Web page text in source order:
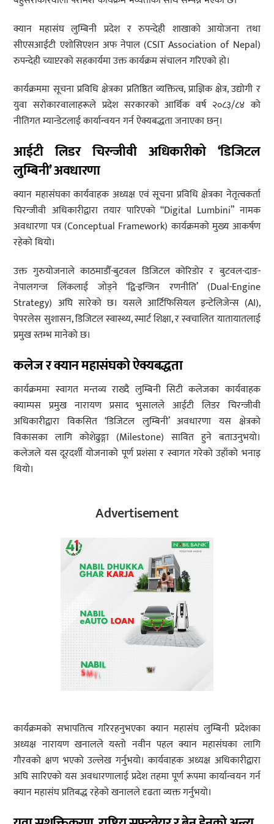
क्यान महासंघ लुम्बिनी प्रदेश र रुपन्देही शाखाको आयोजना तथा
सीएसआईटी एशोसिएशन अफ नेपाल (CSIT Association of Nepal)
रुपन्देही च्याप्टरको सहकार्यमा उक्त कार्यक्रम संचालन गरिएको हो।
कार्यक्रममा सूचना प्रविधि क्षेत्रका प्रतिष्ठित व्यक्तित्व, प्राज्ञिक क्षेत्र, उद्योगी र
युवा सरोकारवालाहरूले प्रदेश सरकारको आर्थिक वर्ष २०८३/८४ को
नीतिगत म्यान्डेटलाई कार्यान्वयन गर्न ऐक्यबद्धता जनाएका छन्।
आईटी लिडर चिरन्जीवी अधिकारीको ‘डिजिटल
लुम्बिनी’ अवधारणा
क्यान महासंघका कार्यवाहक अध्यक्ष एवं सूचना प्रविधि क्षेत्रका नेतृत्वकर्ता
चिरन्जीवी अधिकारीद्वारा तयार पारिएको “Digital Lumbini” नामक
अवधारणा पत्र (Conceptual Framework) कार्यक्रमको मुख्य आकर्षण
रहेको थियो।
उक्त गुरुयोजनाले काठमाडौँ-बुटवल डिजिटल कोरिडोर र बुटवल-दाङ-
नेपालगन्ज लिंकलाई जोड्ने ‘द्वि-इन्जिन रणनीति’ (Dual-Engine
Strategy) अघि सारेको छ। यसले आर्टिफिसियल इन्टेलिजेन्स (AI),
पेपरलेस सुशासन, डिजिटल स्वास्थ्य, स्मार्ट शिक्षा, र स्वचालित यातायातलाई
प्रमुख स्तम्भ मानेको छ।
कलेज र क्यान महासंघको ऐक्यबद्धता
कार्यक्रममा स्वागत मन्तव्य राख्दै लुम्बिनी सिटी कलेजका कार्यवाहक
क्याम्पस प्रमुख नारायण प्रसाद भुसालले आईटी लिडर चिरन्जीवी
अधिकारीद्वारा विकसित ‘डिजिटल लुम्बिनी’ अवधारणा यस क्षेत्रको
विकासका लागि कोशेढुङ्गा (Milestone) सावित हुने बताउनुभयो।
कलेजले यस दूरदर्शी योजनाको पूर्ण प्रशंसा र स्वागत गरेको उहाँको भनाइ
थियो।
Advertisement
कार्यक्रमको सभापतित्व गरिरहनुभएका क्यान महासंघ लुम्बिनी प्रदेशका
अध्यक्ष नारायण खनालले यस्तो नवीन पहल क्यान महासंघका लागि
गौरवको क्षण भएको उल्लेख गर्नुभयो। कार्यवाहक अध्यक्ष अधिकारीद्वारा
अघि सारिएको यस अवधारणालाई प्रदेश तहमा पूर्ण रूपमा कार्यान्वयन गर्न
क्यान महासंघ प्रतिबद्ध रहेको खनालले दृढता व्यक्त गर्नुभयो।